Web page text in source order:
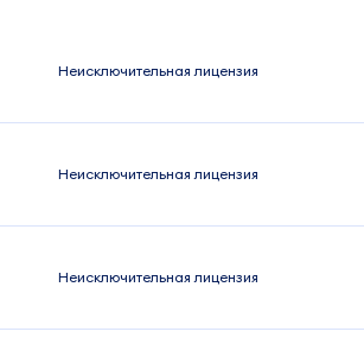
Неисключительная лицензия
Неисключительная лицензия
Неисключительная лицензия